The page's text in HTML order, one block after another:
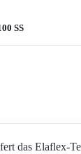
SS
das Elaflex-